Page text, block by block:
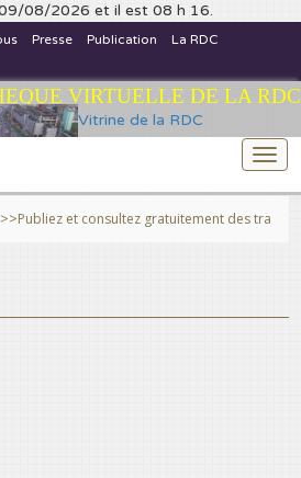
08/2026 et il est 08 h 16.
Presse Publication
La RDC
Vitrine de la RDC
VIRTUELLE DE LA RDC
et consultez gratuitement des travaux